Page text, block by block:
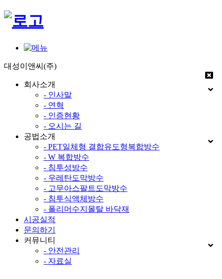
대성이앤씨(주)
회사소개
- 인사말
- 연혁
- 인증현황
- 오시는 길
공법소개
- PET일체형 결합유도형복합방수
- W 복합방수
- 침투성방수
- 우레탄도막방수
- 고무아스팔트도막방수
- 침투식액체방수
- 폴리머수지몰탈 바닥재
시공실적
문의하기
커뮤니티
- 안전관리
- 자료실